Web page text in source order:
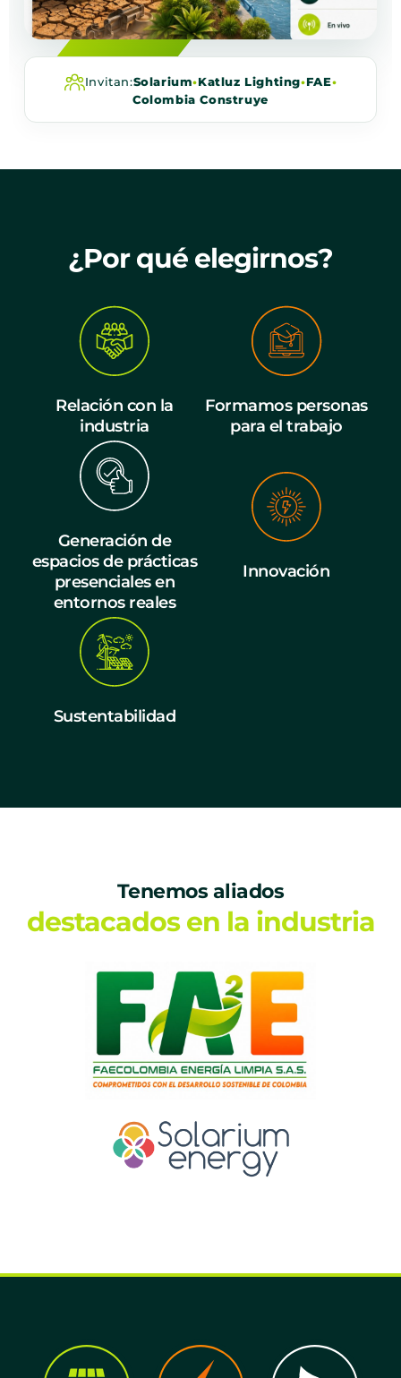
Invitan:Solarium•Katluz Lighting•FAE•
Colombia Construye
¿Por qué elegirnos?
Relación con la
industria
Formamos personas
para el trabajo
Generación de
espacios de prácticas
presenciales en
entornos reales
Innovación
Sustentabilidad
Tenemos aliados
destacados en la industria